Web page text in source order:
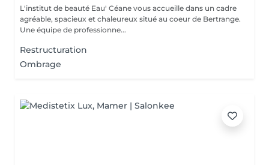
L'institut de beauté Eau' Céane vous accueille dans un cadre
agréable, spacieux et chaleureux situé au coeur de Bertrange.
Une équipe de professionne...
Restructuration
Ombrage